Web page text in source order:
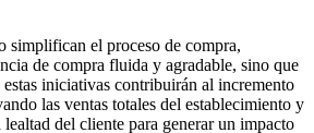
simplifican el proceso de compra,
de compra fluida y agradable, sino que
iniciativas contribuirán al incremento
las ventas totales del establecimiento y
del cliente para generar un impacto